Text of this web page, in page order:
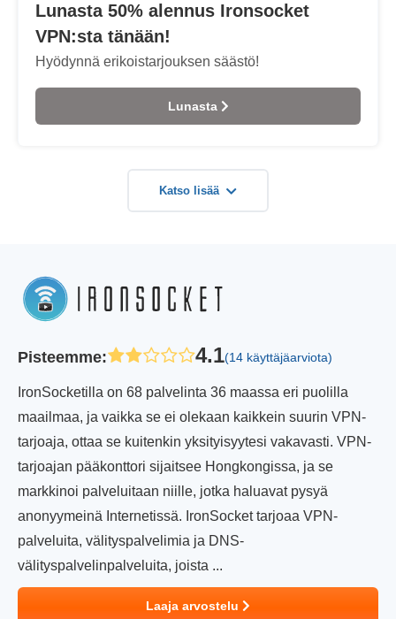
Lunasta 50% alennus Ironsocket
VPN:sta tänään!
Hyödynnä erikoistarjouksen säästö!
Lunasta
Katso lisää
Pisteemme: 4.1(14 käyttäjäarviota)
IronSocketilla on 68 palvelinta 36 maassa eri puolilla
maailmaa, ja vaikka se ei olekaan kaikkein suurin VPN-
tarjoaja, ottaa se kuitenkin yksityisyytesi vakavasti. VPN-
tarjoajan pääkonttori sijaitsee Hongkongissa, ja se
markkinoi palveluitaan niille, jotka haluavat pysyä
anonyymeinä Internetissä. IronSocket tarjoaa VPN-
palveluita, välityspalvelimia ja DNS-
välityspalvelinpalveluita, joista ...
Laaja arvostelu